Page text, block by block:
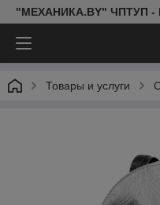
"МЕХАНИКА.BY" ЧПТУП
Товары и услуги